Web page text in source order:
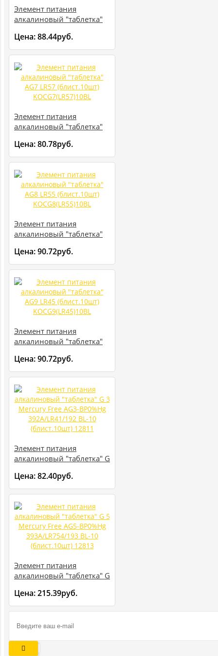
Элемент питания
алкалиновый "таблетка"
KOCG6(LR69)10BL
Цена:88.44руб.
Элемент питания
алкалиновый "таблетка"
KOCG7(LR57)10BL
Цена:80.78руб.
Элемент питания
алкалиновый "таблетка"
KOCG8(LR55)10BL
Цена:90.72руб.
Элемент питания
алкалиновый "таблетка"
KOCG9(LR45)10BL
Цена:90.72руб.
Элемент питания
алкалиновый "таблетка" G
BP0%Hg 392A/LR41/192
BL-10 (блист.10шт) 12811
Цена:82.40руб.
Элемент питания
алкалиновый "таблетка" G
BP0%Hg 393A/LR754/193
BL-10 (блист.10шт) 12813
Цена:215.39руб.